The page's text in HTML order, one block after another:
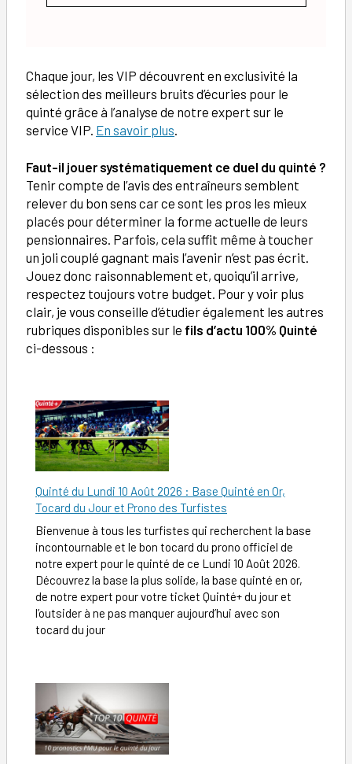
Chaque jour, les VIP découvrent en exclusivité la
sélection des meilleurs bruits d’écuries pour le
quinté grâce à l’analyse de notre expert sur le
service VIP. En savoir plus.
Faut-il jouer systématiquement ce duel du quinté ?
Tenir compte de l’avis des entraîneurs semblent
relever du bon sens car ce sont les pros les mieux
placés pour déterminer la forme actuelle de leurs
pensionnaires. Parfois, cela suffit même à toucher
un joli couplé gagnant mais l’avenir n’est pas écrit.
Jouez donc raisonnablement et, quoiqu’il arrive,
respectez toujours votre budget. Pour y voir plus
clair, je vous conseille d’étudier également les autres
rubriques disponibles sur le fils d’actu 100% Quinté
ci-dessous :
Quinté du Lundi 10 Août 2026 : Base Quinté en Or,
Tocard du Jour et Prono des Turfistes
Bienvenue à tous les turfistes qui recherchent la base
incontournable et le bon tocard du prono officiel de
notre expert pour le quinté de ce Lundi 10 Août 2026.
Découvrez la base la plus solide, la base quinté en or,
de notre expert pour votre ticket Quinté+ du jour et
l’outsider à ne pas manquer aujourd’hui avec son
tocard du jour